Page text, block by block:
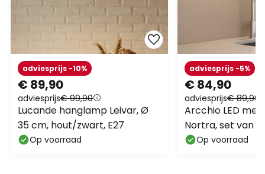
€ 89,90
€ 99,90
Lucande hanglamp Leivar, Ø
35 cm, hout/zwart, E27
Op voorraad
€ 89,90
Arcchio LED
Nortra, set van
aluminiumkleurig
Op voorraad